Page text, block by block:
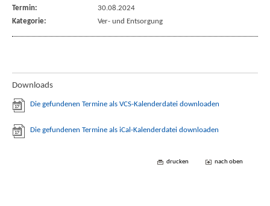
Termin:
30.08.2024
Kategorie:
Ver- und Entsorgung
Downloads
Die gefundenen Termine als VCS-Kalenderdatei downloaden
Die gefundenen Termine als iCal-Kalenderdatei downloaden
drucken nach oben